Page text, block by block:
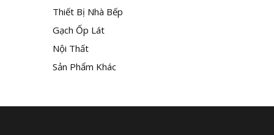
Thiết Bị Nhà Bếp
Gạch Ốp Lát
Nội Thất
Sản Phẩm Khác